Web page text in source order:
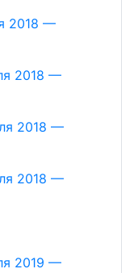
2018 —
2018 —
2018 —
2018 —
2019 —